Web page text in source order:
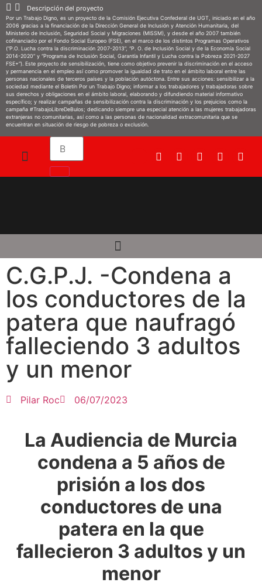
Descripción del proyecto
Por un Trabajo Digno, es un proyecto de la Comisión Ejecutiva Confederal de UGT, iniciado en el año
2006 gracias a la financiación de la Dirección General de Inclusión y Atención Humanitaria, del
Ministerio de Inclusión, Seguridad Social y Migraciones (MISSM), y desde el año 2007 también
cofinanciado por el Fondo Social Europeo (FSE), en el marco de los distintos Programas Operativos
(“P.O. Lucha contra la discriminación 2007-2013”, “P. O. de Inclusión Social y de la Economía Social
2014-2020” y “Programa de Inclusión Social, Garantía Infantil y Lucha contra la Pobreza 2021-2027
FSE+”). Este proyecto de sensibilización, tiene como objetivo prevenir la discriminación en el acceso
y permanencia en el empleo así como promover la igualdad de trato en el ámbito laboral entre las
personas nacionales de terceros países y la población autóctona. Entre sus acciones: sensibilizar a la
sociedad mediante el Boletín Por un Trabajo Digno; informar a los trabajadores y trabajadoras sobre
sus derechos y obligaciones en el ámbito laboral, elaborando y difundiendo material informativo
específico; y realizar campañas de sensibilización contra la discriminación y los prejuicios como la
campaña #TrabajoLibreDeBulos; dedicando siempre una especial atención a las mujeres trabajadoras
extranjeras no comunitarias, así como a las personas de nacionalidad extracomunitaria que se
encuentran en situación de riesgo de pobreza o exclusión.
C.G.P.J. -Condena a
los conductores de la
patera que naufragó
falleciendo 3 adultos
y un menor
Pilar Roc 06/07/2023
La Audiencia de Murcia
condena a 5 años de
prisión a los dos
conductores de una
patera en la que
fallecieron 3 adultos y un
menor